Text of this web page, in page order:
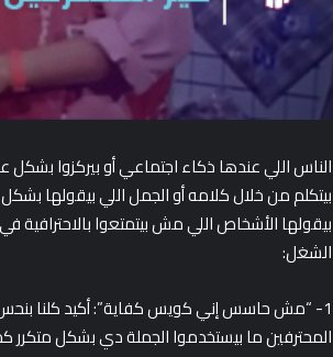
الناس اللي عندها ذكاء اجتماعي أو بيركزوا
بيقولها الأشخاص اللي مش بيتمتعوا
الشغل:
1- “مش حاسس إني كويس كفاية”: أكيد كلنا
المحترفين ما بيستخدموا الجملة دي بشكل